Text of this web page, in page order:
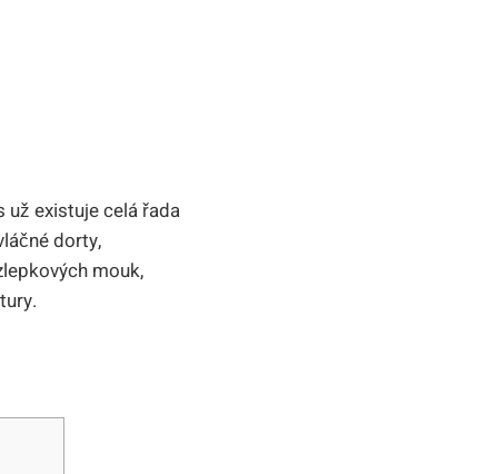
už existuje celá řada
dorty,
mouk,